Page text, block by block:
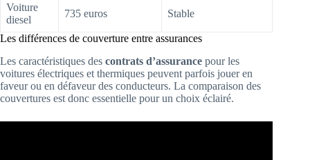
Voiture
diesel
735 euros Stable
Les différences de couverture entre assurances
Les caractéristiques des contrats d’assurance pour les
voitures électriques et thermiques peuvent parfois jouer en
faveur ou en défaveur des conducteurs. La comparaison des
couvertures est donc essentielle pour un choix éclairé.